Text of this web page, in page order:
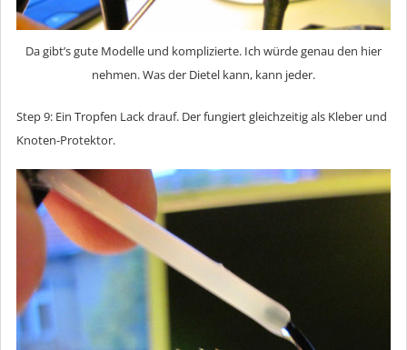
Da gibt’s gute Modelle und komplizierte. Ich würde genau den hier
nehmen. Was der Dietel kann, kann jeder.
Step 9: Ein Tropfen Lack drauf. Der fungiert gleichzeitig als Kleber und
Knoten-Protektor.